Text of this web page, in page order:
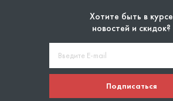
Хотите быть в курсе
новостей и скидок?
Подписаться